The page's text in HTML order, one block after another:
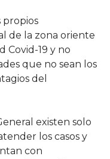
propios
de la zona oriente
Covid-19 y no
que no sean los
del
existen solo
los casos y
con